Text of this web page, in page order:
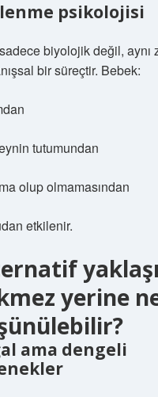
psikolojisi
biyolojik değil, aynı
bir süreçtir. Bebek:
tutumundan
olup olmamasından
etkilenir.
yerine
ama dengeli